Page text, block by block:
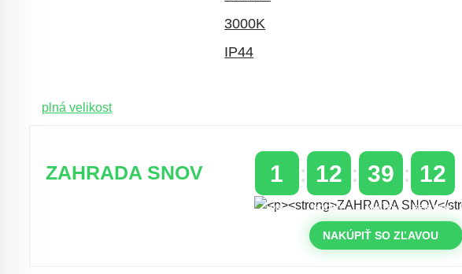
plná velikost
ZAHRADA SNOV 1
DNI
12
HODINY
39
MINÚTY
12
SEKUNDY
NAKÚPIŤ SO ZĽAVOU